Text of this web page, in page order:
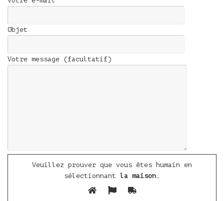
Objet
Votre message (facultatif)
Veuillez prouver que vous êtes humain en
sélectionnant la maison .